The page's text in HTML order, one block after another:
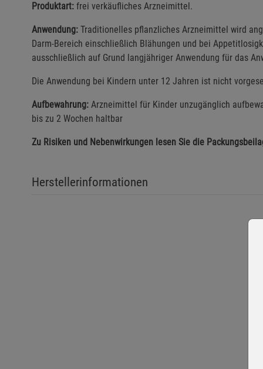
Produktart: frei verkäufliches Arzneimittel.
Anwendung: Traditionelles pflanzliches Arzneimittel wird
Darm-Bereich einschließlich Blähungen und bei
ausschließlich auf Grund langjähriger Anwendung für das
Die Anwendung bei Kindern unter 12 Jahren ist nicht
Aufbewahrung: Arzneimittel für Kinder unzugänglich
bis zu 2 Wochen haltbar
Zu Risiken und Nebenwirkungen lesen Sie die
Herstellerinformationen